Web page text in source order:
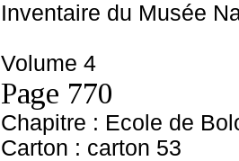
Inventaire du Musée
Volume 4
Page 770
Chapitre : Ecole de
Carton : carton 53